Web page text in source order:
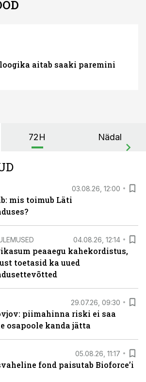
aitab saaki paremini
72H Nädal
03.08.26, 12:00
mis toimub Läti
04.08.26, 12:14
peaaegu kahekordistus,
toetasid ka uued
29.07.26, 09:30
piimahinna riski ei saa
osapoole kanda jätta
05.08.26, 11:17
fond paisutab Bioforce’i